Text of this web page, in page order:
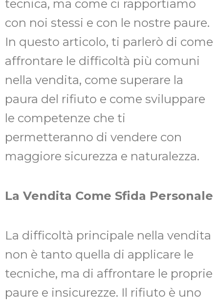
tecnica, ma come ci rapportiamo
con noi stessi e con le nostre paure.
In questo articolo, ti parlerò di come
affrontare le difficoltà più comuni
nella vendita, come superare la
paura del rifiuto e come sviluppare
le competenze che ti
permetteranno di vendere con
maggiore sicurezza e naturalezza.
La Vendita Come Sfida Personale
La difficoltà principale nella vendita
non è tanto quella di applicare le
tecniche, ma di affrontare le proprie
paure e insicurezze. Il rifiuto è uno